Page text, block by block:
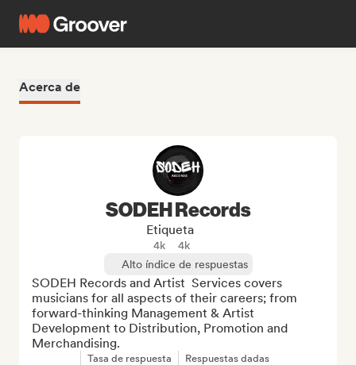
Acerca de
SODEH Records
Etiqueta
4k
4k
Alto índice de respuestas
SODEH Records and Artist  Services covers
musicians for all aspects of their careers; from
forward-thinking Management & Artist
Development to Distribution, Promotion and
Merchandising.
Tasa de respuesta Respuestas dadas